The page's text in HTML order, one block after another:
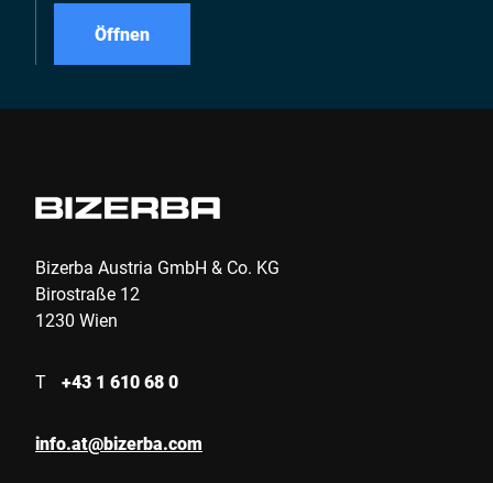
Öffnen
Bizerba Austria GmbH & Co. KG
Birostraße 12
1230 Wien
T +43 1 610 68 0
info.at@bizerba.com